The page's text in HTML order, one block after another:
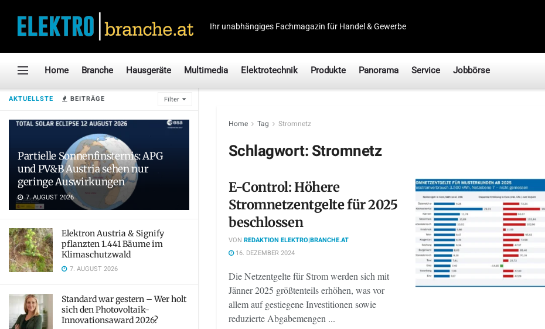
AKTUELLSTE BEITRÄGE Filter
Partielle Sonnenfinsternis: APG
und PV&B Austria sehen nur
geringe Auswirkungen
7. AUGUST 2026
Elektron Austria & Signify
pflanzten 1.441 Bäume im
Klimaschutzwald
7. AUGUST 2026
Standard war gestern – Wer holt
sich den Photovoltaik-
Innovationsaward 2026?
Ihr unabhängiges Fachmagazin für Handel & Gewerbe
Home Branche Hausgeräte Multimedia Elektrotechnik Produkte Panorama Service Jobbörse
Home Tag Stromnetz
Schlagwort:Stromnetz
E-Control: Höhere
Stromnetzentgelte für 2025
beschlossen
VON REDAKTION ELEKTRO|BRANCHE.AT
16. DEZEMBER 2024
Die Netzentgelte für Strom werden sich mit
Jänner 2025 größtenteils erhöhen, was vor
allem auf gestiegene Investitionen sowie
reduzierte Abgabemengen ...